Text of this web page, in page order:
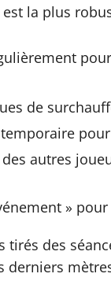
la plus
de
autres
»
tirés des
derniers